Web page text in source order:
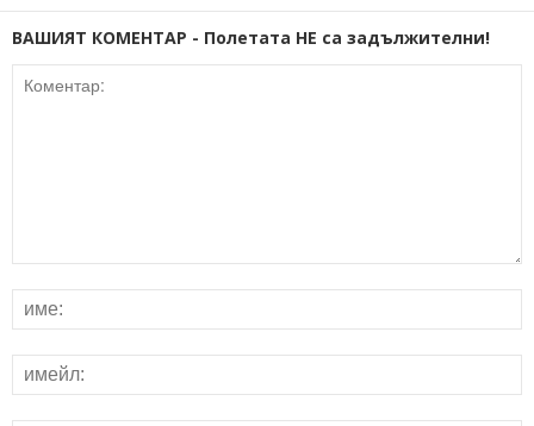
ВАШИЯТ КОМЕНТАР - Полетата НЕ са задължителни!